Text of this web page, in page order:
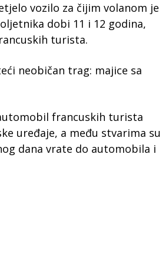
vozilo za čijim volanom je
dobi 11 i 12 godina,
turista.
neobičan trag: majice sa
francuskih turista
uređaje, a među stvarima su
dana vrate do automobila i